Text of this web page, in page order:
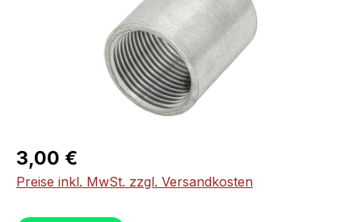
Regulärer Preis:
3,00 €
Preise inkl. MwSt. zzgl. Versandkosten